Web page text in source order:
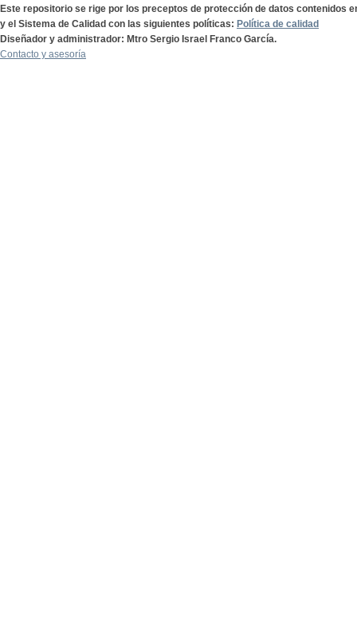
Este repositorio se rige por los preceptos de protección de datos contenidos
y el Sistema de Calidad con las siguientes políticas: Política de calidad
Diseñador y administrador: Mtro Sergio Israel Franco García.
Contacto y asesoría